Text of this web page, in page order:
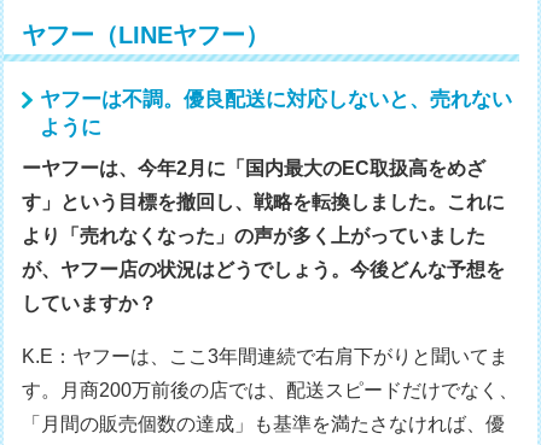
ヤフー（LINEヤフー）
ヤフーは不調。優良配送に対応しないと、売れない
ように
ーヤフーは、今年2月に「国内最大のEC取扱高をめざ
す」という目標を撤回し、戦略を転換しました。これに
より「売れなくなった」の声が多く上がっていました
が、ヤフー店の状況はどうでしょう。今後どんな予想を
していますか？
K.E：ヤフーは、ここ3年間連続で右肩下がりと聞いてま
す。月商200万前後の店では、配送スピードだけでなく、
「月間の販売個数の達成」も基準を満たさなければ、優